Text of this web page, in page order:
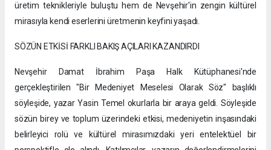
üretim teknikleriyle buluştu hem de Nevşehir'in zengin kültürel
mirasıyla kendi eserlerini üretmenin keyfini yaşadı.
SÖZÜN ETKİSİ FARKLI BAKIŞ AÇILARI KAZANDIRDI
Nevşehir Damat İbrahim Paşa Halk Kütüphanesi'nde
gerçekleştirilen "Bir Medeniyet Meselesi Olarak Söz" başlıklı
söyleşide, yazar Yasin Temel okurlarla bir araya geldi. Söyleşide
sözün birey ve toplum üzerindeki etkisi, medeniyetin inşasındaki
belirleyici rolü ve kültürel mirasımızdaki yeri entelektüel bir